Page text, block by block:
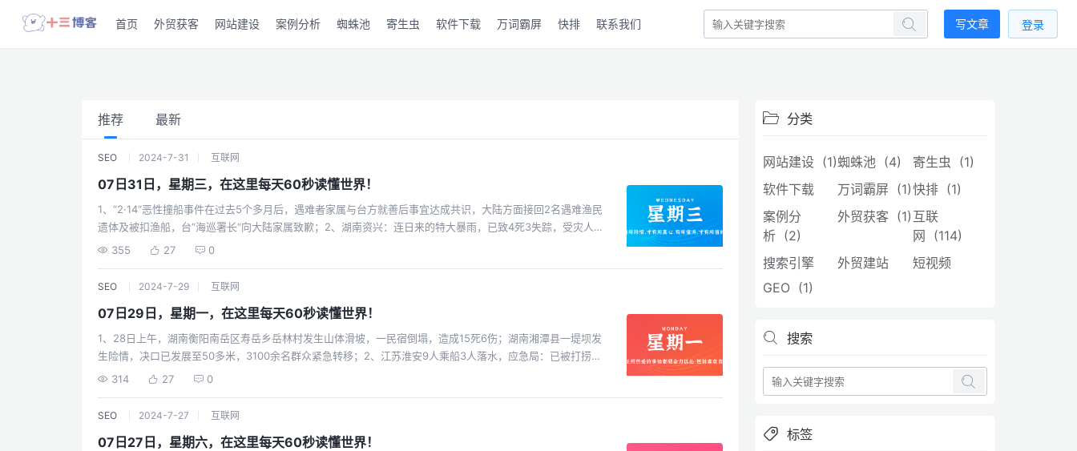
首页 外贸获客 网站建设 案例分析 蜘蛛池 寄生虫 软件下载 万词霸屏 快排 联系我们 写文章 登录
推荐 最新
SEO 2024-7-31 互联网
07日31日，星期三，在这里每天60秒读懂世界！
1、“2·14“恶性撞船事件在过去5个多月后，遇难者家属与台方就善后事宜达成共识，大陆方面接回2名遇难渔民
遗体及被扣渔船，台“海巡署长“向大陆家属致歉；2、湖南资兴：连日来的特大暴雨，已致4死3失踪，受灾人口
87238人，房屋损毁1432间，抢险救援工作仍在进行中；3、港澳地区外国旅游团30日起入境海南144小时免
话也没力气，政府相关人士感叹“创纪录了“；5、31省份晒上半年收入账单：11省份人均收入超2万元，上海排
析：第三次海试舰载机已经上舰；7、多地共享单车上调起步价：1.5元只能骑10分钟，意味着一小时的骑行费用
可能接近6元，骑行成本飙升引热议；8、英媒：当地29日，英国发生持刀袭击事件，致儿童2死9伤，其中6人
伤势严重。另有2名成人受重伤，凶手是17岁男孩，动机不明；9、美媒：规定“美国国旗美国制造“法案在国会
120死100多失踪，救援仍在进行中；11、特朗普：巴黎奥运会开幕式上模仿《最后的晚餐》的行为“可怕且可耻
土军可进入以色列的言论后，以外长：呼吁北约开除其成员国土耳其；14、当地30日，以军空袭加沙中部布赖
杰难民营，致9人死亡；以媒：以军一基地爆发严重骚乱，以军总参谋长称局势“陷入近乎无政府状态“；15、俄
355 27 0
SEO 2024-7-29 互联网
07日29日，星期一，在这里每天60秒读懂世界！
1、28日上午，湖南衡阳南岳区寿岳乡岳林村发生山体滑坡，一民宿倒塌，造成15死6伤；湖南湘潭县一堤坝发
生险情，决口已发展至50多米，3100余名群众紧急转移；2、江苏淮安9人乘船3人落水，应急局：已被打捞上
岸，均失去生命体征；3、鸭绿江水位超出警戒线，可能出现重大洪涝灾害，形势危急！临江市紧急发通知：全
婚。而今年前7个月，就已有12只A股大股东闹离婚，分手费超63亿，数量呈上升之势；5、沙县小吃文旅集团
及恒大智能汽车进行破产重整，对生产经营活动产生重大影响；7、外媒：投入10亿欧治污！塞纳河水质仍“不
314 27 0
SEO 2024-7-27 互联网
07日27日，星期六，在这里每天60秒读懂世界！
分类
网站建设 (1)蜘蛛池 (4)
寄生虫 (1)
软件下载
万词霸屏 (1)快排 (1)
案例分
析 (2)
外贸获客 (1) 互联
网 (114)
搜索引擎
外贸建站
短视频
GEO (1)
搜索
标签